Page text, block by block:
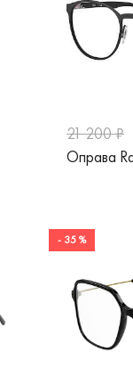
21 200 ₽
Оправа
- 35 %